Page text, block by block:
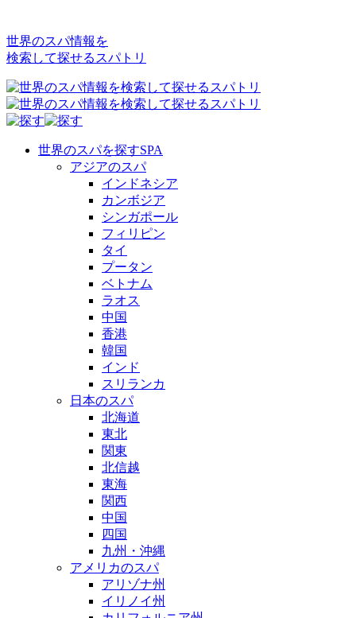
世界のスパ情報を
検索して探せるスパトリ
世界のスパを探すSPA
アジアのスパ
インドネシア
カンボジア
シンガポール
フィリピン
タイ
プータン
ベトナム
ラオス
中国
香港
韓国
インド
スリランカ
日本のスパ
北海道
東北
関東
北信越
東海
関西
中国
四国
九州・沖縄
アメリカのスパ
アリゾナ州
イリノイ州